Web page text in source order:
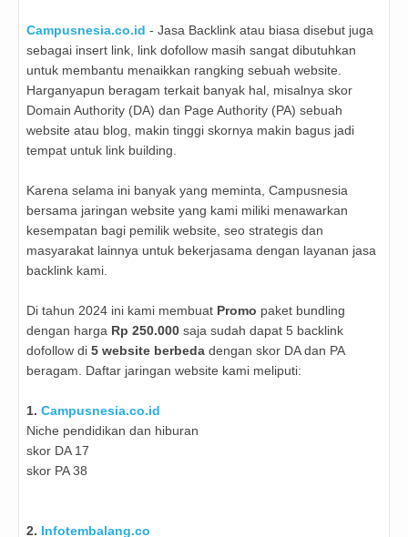
Campusnesia.co.id - Jasa Backlink atau biasa disebut juga
sebagai insert link, link dofollow masih sangat dibutuhkan
untuk membantu menaikkan rangking sebuah website.
Harganyapun beragam terkait banyak hal, misalnya skor
Domain Authority (DA) dan Page Authority (PA) sebuah
website atau blog, makin tinggi skornya makin bagus jadi
tempat untuk link building.
Karena selama ini banyak yang meminta, Campusnesia
bersama jaringan website yang kami miliki menawarkan
kesempatan bagi pemilik website, seo strategis dan
masyarakat lainnya untuk bekerjasama dengan layanan jasa
backlink kami.
Di tahun 2024 ini kami membuat Promo paket bundling
dengan harga Rp 250.000 saja sudah dapat 5 backlink
dofollow di 5 website berbeda dengan skor DA dan PA
beragam. Daftar jaringan website kami meliputi:
1. Campusnesia.co.id
Niche pendidikan dan hiburan
skor DA 17
skor PA 38
2. Infotembalang.co